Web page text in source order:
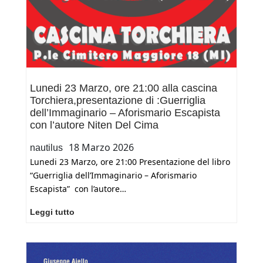
libertaria
Lunedi 23 Marzo, ore 21:00 alla cascina
Torchiera,presentazione di :Guerriglia
dell’Immaginario – Aforismario Escapista
con l’autore Niten Del Cima
nautilus 18 Marzo 2026
Lunedi 23 Marzo, ore 21:00 Presentazione del libro
“Guerriglia dell’Immaginario – Aforismario
Escapista” con l’autore…
Leggi tutto